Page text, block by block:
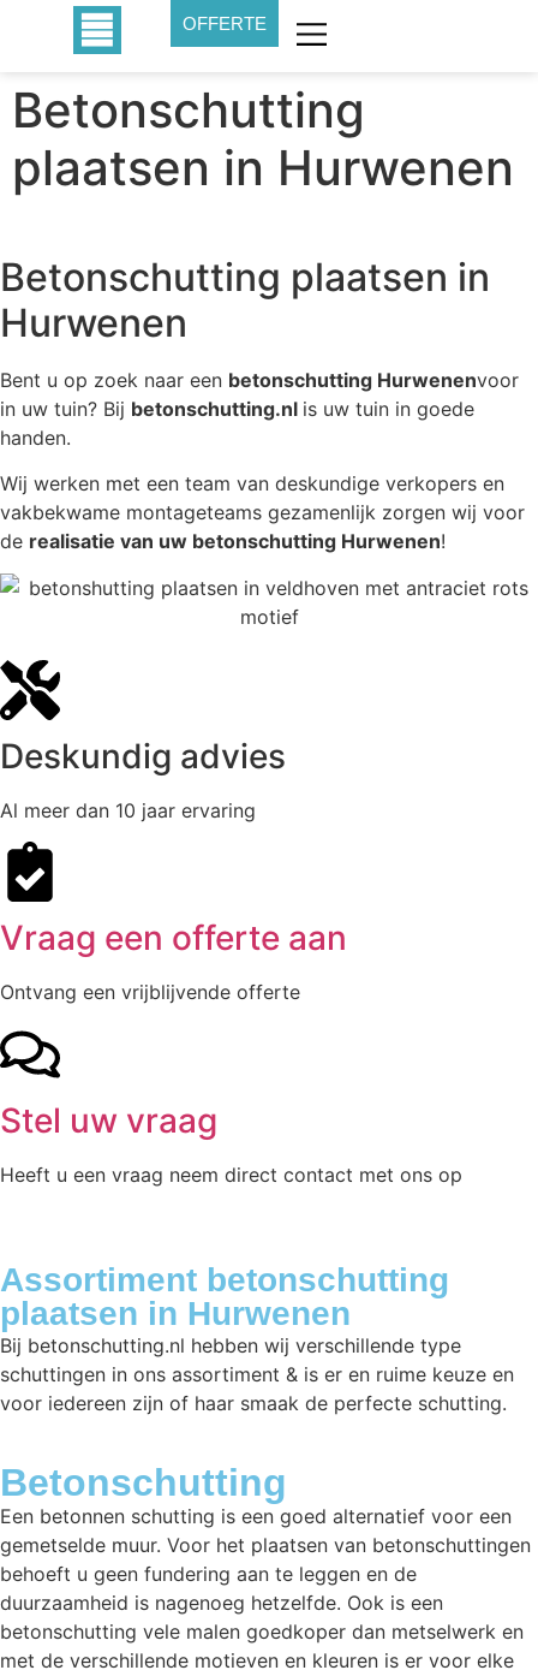
OFFERTE
Betonschutting
plaatsen in Hurwenen
Betonschutting plaatsen in
Hurwenen
Bent u op zoek naar een betonschutting Hurwenenvoor
in uw tuin? Bij betonschutting.nl is uw tuin in goede
handen.
Wij werken met een team van deskundige verkopers en
vakbekwame montageteams gezamenlijk zorgen wij voor
de realisatie van uw betonschutting Hurwenen!
Deskundig advies
Al meer dan 10 jaar ervaring
Vraag een offerte aan
Ontvang een vrijblijvende offerte
Stel uw vraag
Heeft u een vraag neem direct contact met ons op
Assortiment betonschutting
plaatsen in Hurwenen
Bij betonschutting.nl hebben wij verschillende type
schuttingen in ons assortiment & is er en ruime keuze en
voor iedereen zijn of haar smaak de perfecte schutting.
Betonschutting
Een betonnen schutting is een goed alternatief voor een
gemetselde muur. Voor het plaatsen van betonschuttingen
behoeft u geen fundering aan te leggen en de
duurzaamheid is nagenoeg hetzelfde. Ook is een
betonschutting vele malen goedkoper dan metselwerk en
met de verschillende motieven en kleuren is er voor elke